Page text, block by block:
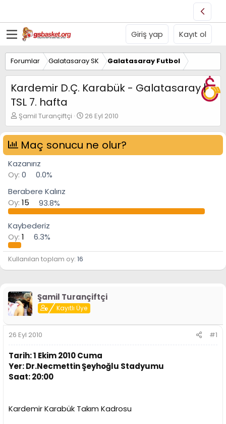
Giriş yap Kayıt ol
Forumlar Galatasaray SK Galatasaray Futbol
Kardemir D.Ç. Karabük - Galatasaray |
TSL 7. hafta
K
o
n
u
u
a
ş
l
a
t
a
n
Şamil Turançiftçi
B
a
ş
a
a
r
26 Eyl 2010
Maç sonucu ne olur?
Kazanırız
Oy: 0
0.0%
Berabere Kalırız
Oy: 15 93.8%
Kaybederiz
Oy: 1 6.3%
Kullanılan toplam oy 16
Şamil Turançiftçi
Kayıtlı Üye
26 Eyl 2010 #1
Tarih: 1 Ekim 2010 Cuma
Yer: Dr.Necmettin Şeyhoğlu Stadyumu
Saat: 20:00
Kardemir Karabük Takım Kadrosu